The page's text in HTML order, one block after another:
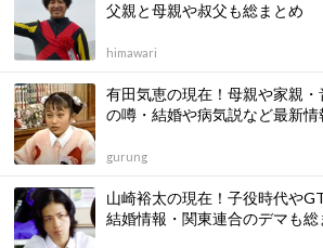
父親と母親や叔父も総まとめ
himawari
有田気恵の現在！母親や家親
の噂・結婚や病気説など最新情
gurung
山崎裕太の現在！子役時代や
結婚情報・関東連合のデマも総